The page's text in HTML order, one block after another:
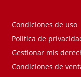
Condiciones de uso
Política de
Gestionar mis
Condiciones de